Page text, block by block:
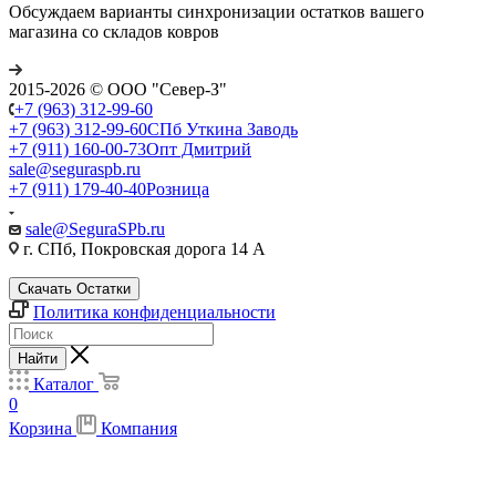
Обсуждаем варианты синхронизации остатков вашего
магазина со складов ковров
2015-2026 © ООО "Север-З"
+7 (963) 312-99-60
+7 (963) 312-99-60СПб Уткина Заводь
+7 (911) 160-00-73Опт Дмитрий
sale@seguraspb.ru
+7 (911) 179-40-40Розница
sale@SeguraSPb.ru
г. СПб, Покровская дорога 14 А
Скачать Остатки
Политика конфиденциальности
Найти
Каталог
0
Корзина
Компания